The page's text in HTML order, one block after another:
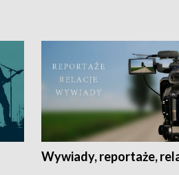
Wywiady, reportaże,